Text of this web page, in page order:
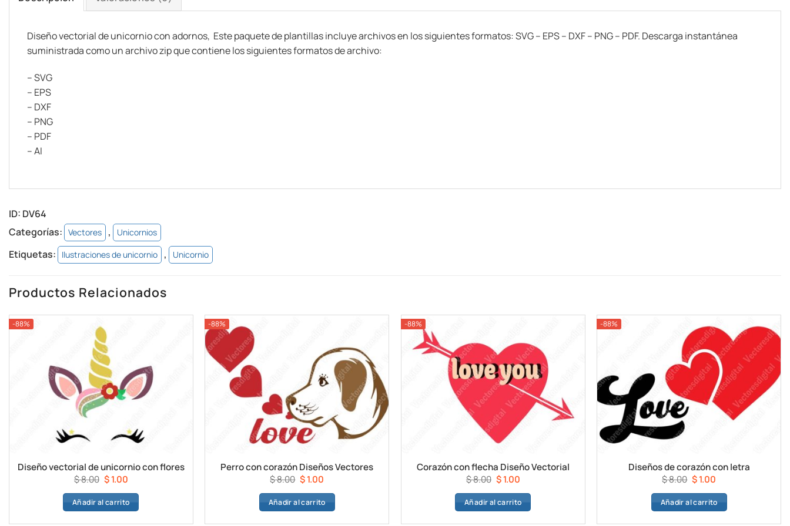
Diseño vectorial de unicornio con adornos, Este paquete de plantillas incluye archivos en los siguientes formatos: SVG – EPS – DXF – PNG – PDF. Descarga instantánea
suministrada como un archivo zip que contiene los siguientes formatos de archivo:
– SVG
– EPS
– DXF
– PNG
– PDF
– AI
ID: DV64
Categorías: Vectores , Unicornios
Etiquetas: Ilustraciones de unicornio , Unicornio
Productos Relacionados
-88%
Diseño vectorial de unicornio con flores
$8.00 El
precio
original
$1.00El
precio
actual
Añadir al carrito
-88%
Perro con corazón Diseños Vectores
$8.00 El
precio
original
$1.00
precio
actual
Añadir al carrito
-88%
Corazón con flecha Diseño Vectorial
$8.00 El
precio
original
$1.00El
precio
actual
Añadir al carrito
-88%
Diseños de corazón con letra
$8.00 El
precio
original
$1.00
precio
actual
Añadir al carrito